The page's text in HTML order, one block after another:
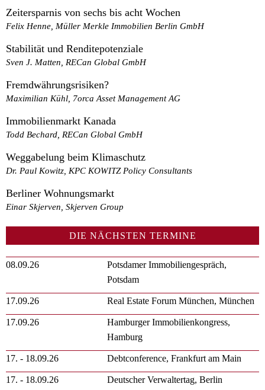
Zeitersparnis von sechs bis acht Wochen
Felix Henne, Müller Merkle Immobilien Berlin GmbH
Stabilität und Renditepotenziale
Sven J. Matten, RECan Global GmbH
Fremdwährungsrisiken?
Maximilian Kühl, 7orca Asset Management AG
Immobilienmarkt Kanada
Todd Bechard, RECan Global GmbH
Weggabelung beim Klimaschutz
Dr. Paul Kowitz, KPC KOWITZ Policy Consultants
Berliner Wohnungsmarkt
Einar Skjerven, Skjerven Group
DIE NÄCHSTEN TERMINE
08.09.26
Potsdamer Immobiliengespräch,
Potsdam
17.09.26 Real Estate Forum München, München
17.09.26
Hamburger Immobilienkongress,
Hamburg
17. - 18.09.26 Debtconference, Frankfurt am Main
17. - 18.09.26 Deutscher Verwaltertag, Berlin